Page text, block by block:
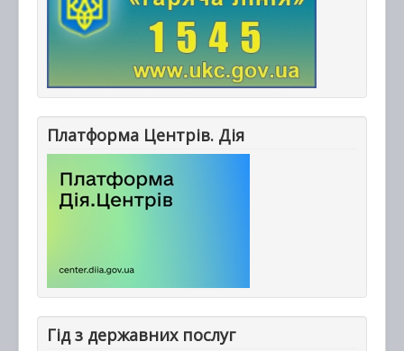
Платформа Центрів. Дія
Гід з державних послуг